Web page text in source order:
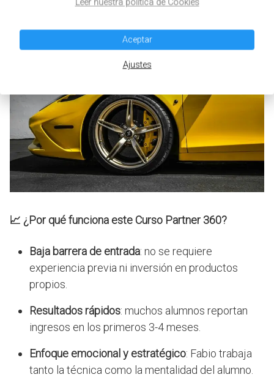
📈 ¿Por qué funciona este Curso Partner 360?
Baja barrera de entrada: no se requiere
experiencia previa ni inversión en productos
propios.
Resultados rápidos: muchos alumnos reportan
ingresos en los primeros 3-4 meses.
Enfoque emocional y estratégico: Fabio trabaja
tanto la técnica como la mentalidad del alumno.
Leer nuestra política de Cookies
Aceptar
Ajustes